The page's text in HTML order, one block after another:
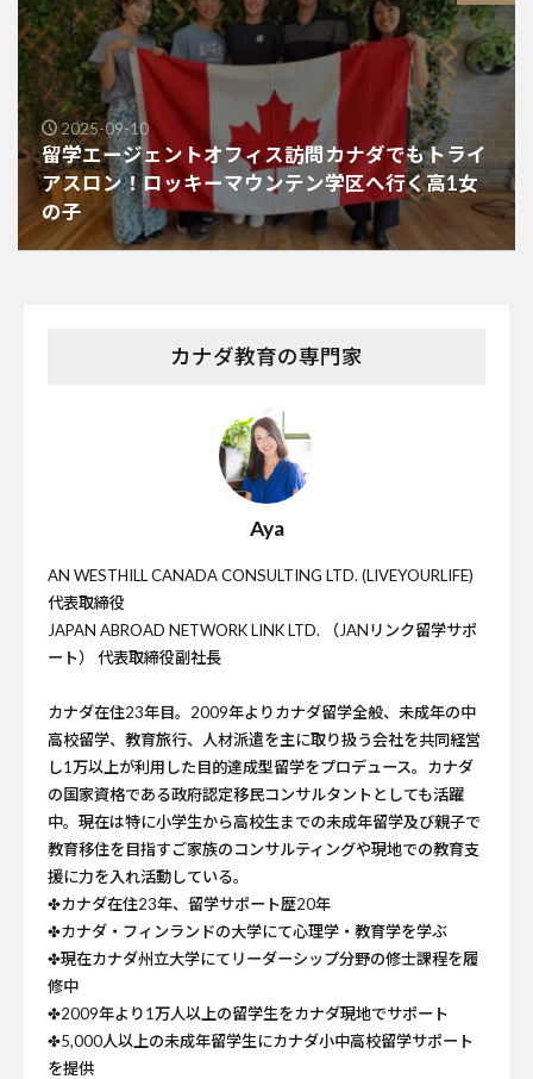
2025-09-10
留学エージェントオフィス訪問カナダでもトライ
アスロン！ロッキーマウンテン学区へ行く高1女
の子
カナダ教育の専門家
Aya
AN WESTHILL CANADA CONSULTING LTD. (LIVEYOURLIFE)
代表取締役
JAPAN ABROAD NETWORK LINK LTD. （JANリンク留学サポ
ート） 代表取締役副社長
カナダ在住23年目。2009年よりカナダ留学全般、未成年の中
高校留学、教育旅行、人材派遣を主に取り扱う会社を共同経営
し1万以上が利用した目的達成型留学をプロデュース。カナダ
の国家資格である政府認定移民コンサルタントとしても活躍
中。現在は特に小学生から高校生までの未成年留学及び親子で
教育移住を目指すご家族のコンサルティングや現地での教育支
援に力を入れ活動している。
✤カナダ在住23年、留学サポート歴20年
✤カナダ・フィンランドの大学にて心理学・教育学を学ぶ
✤現在カナダ州立大学にてリーダーシップ分野の修士課程を履
修中
✤2009年より1万人以上の留学生をカナダ現地でサポート
✤5,000人以上の未成年留学生にカナダ小中高校留学サポート
を提供